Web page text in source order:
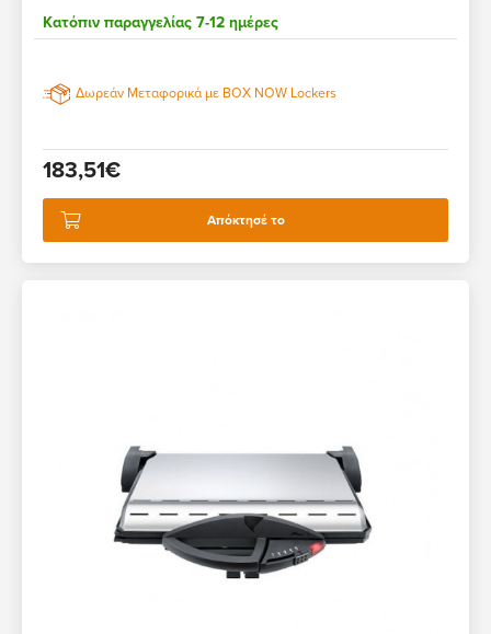
Κατόπιν παραγγελίας 7-12 ημέρες
Δωρεάν Μεταφορικά με BOX NOW Lockers
183,51€
Απόκτησέ το